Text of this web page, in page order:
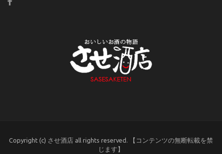
Copyright (c) させ酒店 all rights reserved. 【コンテンツの無断転載を禁
じます】